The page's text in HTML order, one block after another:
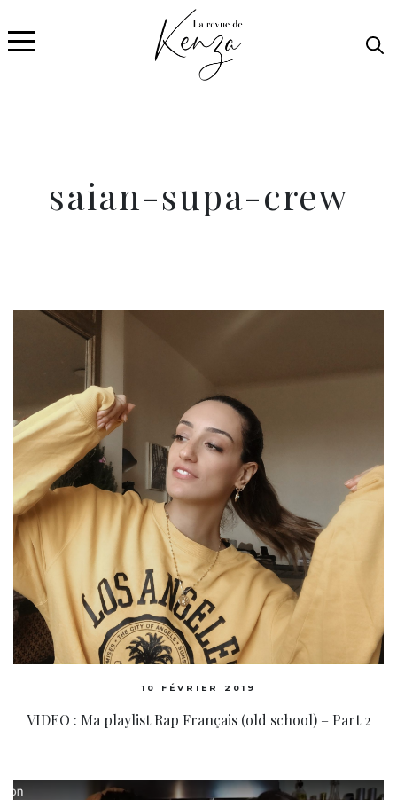
saian-supa-crew
10 FÉVRIER 2019
VIDEO : Ma playlist Rap Français (old school) – Part 2